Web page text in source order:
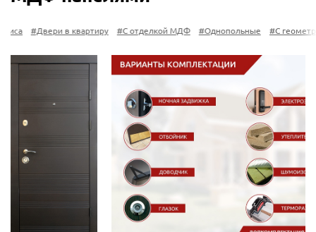
#Двери в квартиру #С отделкой МДФ #Однопольные #С